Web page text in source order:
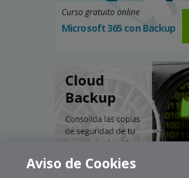
Curso gratuito online
Microsoft 365 con Backup
Aviso de Cookies